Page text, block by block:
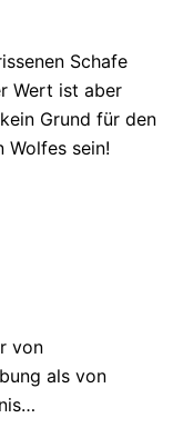
Schafe
Wert ist aber
Grund für den
Wolfes sein!
von
als von